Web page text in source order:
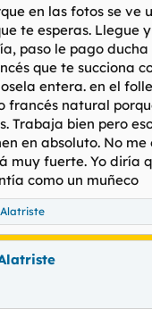
en las fotos se ve
te esperas. Llegue
paso le pago
que te succiona
entera. en el
francés natural
Trabaja bien pero
en absoluto. No
muy fuerte. Yo diría
como un muñeco